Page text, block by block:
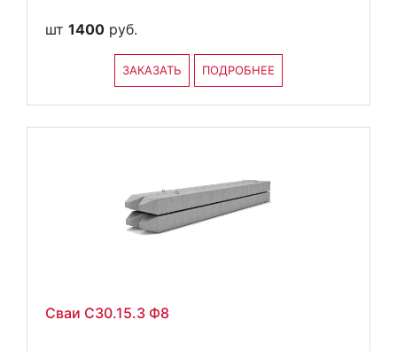
шт 1400 руб.
ЗАКАЗАТЬ ПОДРОБНЕЕ
Сваи С30.15.3 Ф8